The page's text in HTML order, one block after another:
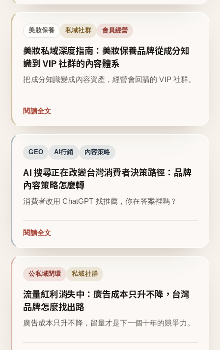
美妝保養 私域社群 會員經營
美妝私域深度指南：美妝保養品牌從成分知
識到 VIP 社群的內容體系
把成分知識變成內容資產，經營會回購的 VIP 社群。
閱讀全文
GEO AI行銷 內容策略
AI 搜尋正在改變台灣消費者決策路徑：品牌
內容策略怎麼轉
消費者改用 ChatGPT 找推薦，你在答案裡嗎？
閱讀全文
公私域閉環 私域社群
流量紅利消失中：廣告成本只升不降，台灣
品牌怎麼找出路
廣告成本只升不降，留量才是下一個十年的競爭力。